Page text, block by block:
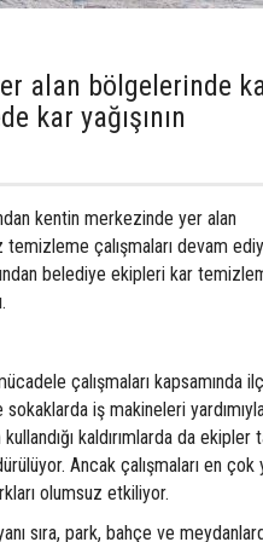
alan bölgelerinde
kar yağışının
kentin merkezinde yer alan
çalışmaları devam
belediye ekipleri kar
çalışmaları kapsamında
iş makineleri
kaldırımlarda da ekipler
Ancak çalışmaları en çok
olumsuz etkiliyor.
sıra, park, bahçe ve